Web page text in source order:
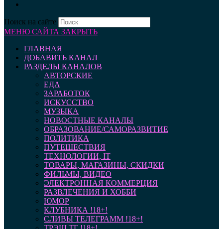
Поиск на сайте
МЕНЮ САЙТА ЗАКРЫТЬ
ГЛАВНАЯ
ДОБАВИТЬ КАНАЛ
РАЗДЕЛЫ КАНАЛОВ
АВТОРСКИЕ
ЕДА
ЗАРАБОТОК
ИСКУССТВО
МУЗЫКА
НОВОСТНЫЕ КАНАЛЫ
ОБРАЗОВАНИЕ/САМОРАЗВИТИЕ
ПОЛИТИКА
ПУТЕШЕСТВИЯ
ТЕХНОЛОГИИ, IT
ТОВАРЫ, МАГАЗИНЫ, СКИДКИ
ФИЛЬМЫ, ВИДЕО
ЭЛЕКТРОННАЯ КОММЕРЦИЯ
РАЗВЛЕЧЕНИЯ И ХОББИ
ЮМОР
КЛУБНИКА !18+!
СЛИВЫ ТЕЛЕГРАММ !18+!